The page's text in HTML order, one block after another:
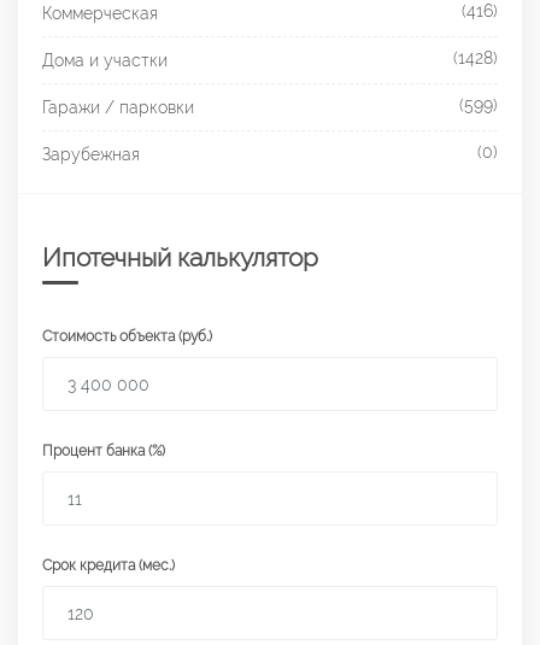
Коммерческая (416)
Дома и участки (1428)
Гаражи / парковки (599)
Зарубежная (0)
Ипотечный калькулятор
Стоимость объекта (руб.)
Процент банка (%)
Срок кредита (мес.)